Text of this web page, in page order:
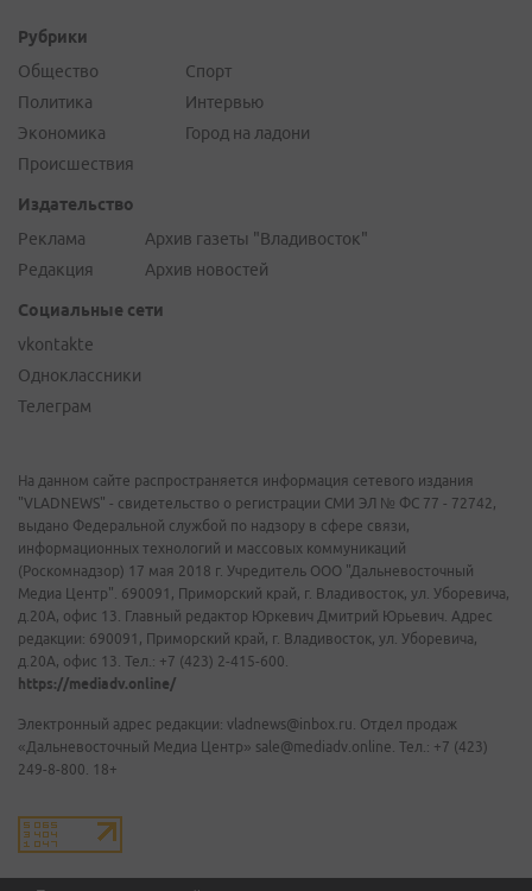
Рубрики
Общество
Политика
Экономика
Происшествия
Спорт
Интервью
Город на ладони
Издательство
Реклама
Редакция
Архив газеты "Владивосток"
Архив новостей
Социальные сети
vkontakte
Одноклассники
Телеграм
На данном сайте распространяется информация сетевого издания
"VLADNEWS" - свидетельство о регистрации СМИ ЭЛ № ФС 77 - 72742,
выдано Федеральной службой по надзору в сфере связи,
информационных технологий и массовых коммуникаций
(Роскомнадзор) 17 мая 2018 г. Учредитель ООО "Дальневосточный
Медиа Центр". 690091, Приморский край, г. Владивосток, ул. Уборевича,
д.20А, офис 13. Главный редактор Юркевич Дмитрий Юрьевич. Адрес
редакции: 690091, Приморский край, г. Владивосток, ул. Уборевича,
д.20А, офис 13. Тел.: +7 (423) 2-415-600.
https://mediadv.online/
Электронный адрес редакции: vladnews@inbox.ru. Отдел продаж
«Дальневосточный Медиа Центр» sale@mediadv.online. Тел.: +7 (423)
249-8-800. 18+